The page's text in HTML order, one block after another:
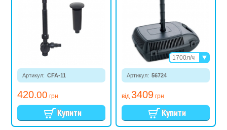
Артикул: CFA-11
420.00 грн
Артикул: 56724
від 3409 грн
1700л/ч
2400л/ч